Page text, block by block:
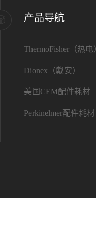
产品导航
ThermoFisher（热电
Dionex（戴安）
美国CEM配件耗材
Perkinelmer配件耗材